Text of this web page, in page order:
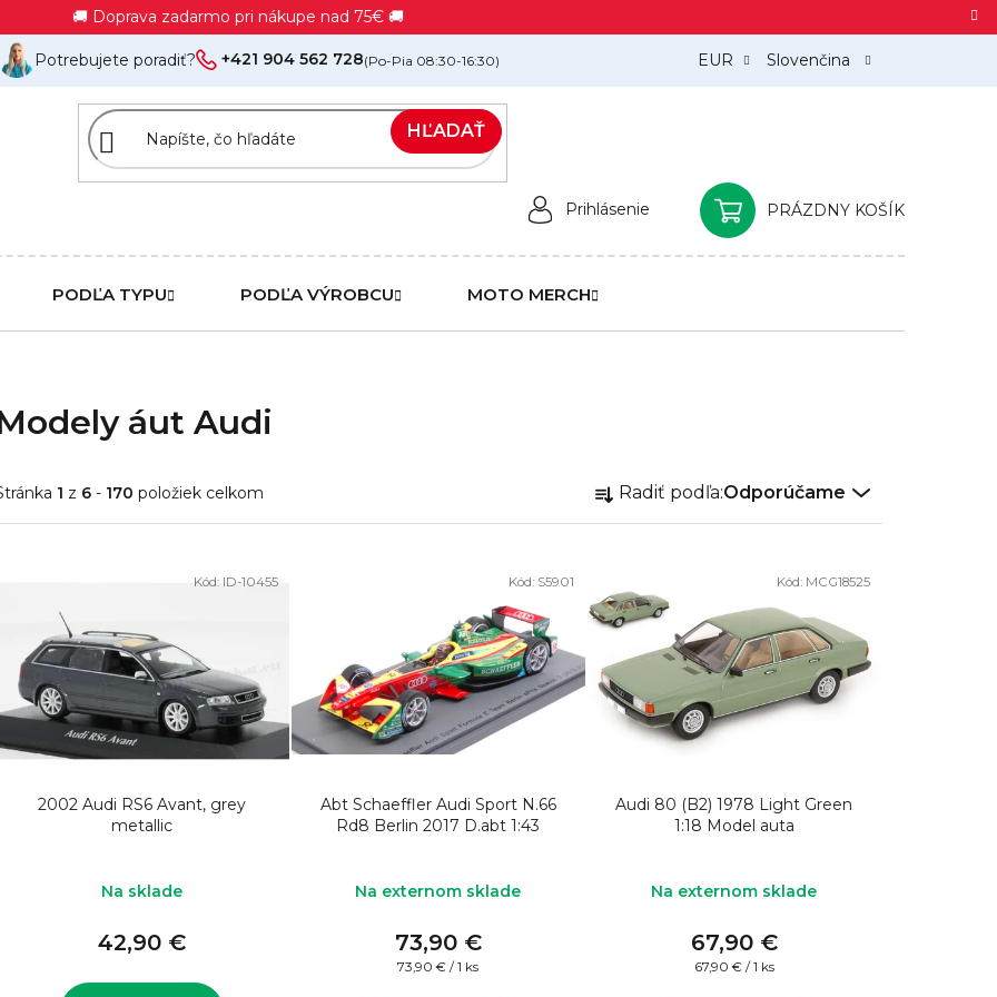
🚚 Doprava zadarmo pri nákupe nad 75€ 🚚
EUR Slovenčina
Potrebujete poradiť? +421 904 562 728(Po-Pia 08:30-16:30)
HĽADAŤ
Prihlásenie
NÁKUPNÝ
PRÁZDNY KOŠÍK
PODĽA TYPU PODĽA VÝROBCU MOTO MERCH
áut Audi
1 z 6 - 170 položiek celkom
R
a
n
e
p
Radiť podľa:Odporúčame
2002 Audi RS6 Avant, grey
metallic
Na sklade
42,90 €
Kód: ID-10455
Abt Schaeffler Audi Sport N.66
Rd8 Berlin 2017 D.abt 1:43
Na externom sklade
73,90 €
Jednotková
73,90 € / 1 ks
Kód: S5901
Audi 80 (B2) 1978 Light Green
1:18 Model auta
Na externom sklade
67,90 €
Jednotková
67,90 € / 1 ks
Kód: MCG18525